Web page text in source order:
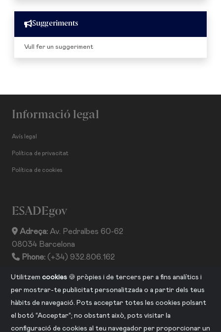
Suggeriments
Vull fer un suggeriment
Informació legal
Avís legal
Política de privacitat
Política de cookies
ESADEgov
Adreça: Av. Pedralbes 60-62
08034 Barcelona
Phone: (+34) 932.806.162
CONNECTA AMB NOSALTRES
Utilitzem cookies 🍪 pròpies i de tercers per a fins analítics i
per mostrar-te publicitat personalitzada o a partir dels teus
hàbits de navegació. Pots acceptar totes les cookies polsant
el botó “Acceptar”; no obstant això, pots visitar la
configuració de cookies al teu navegador per proporcionar un